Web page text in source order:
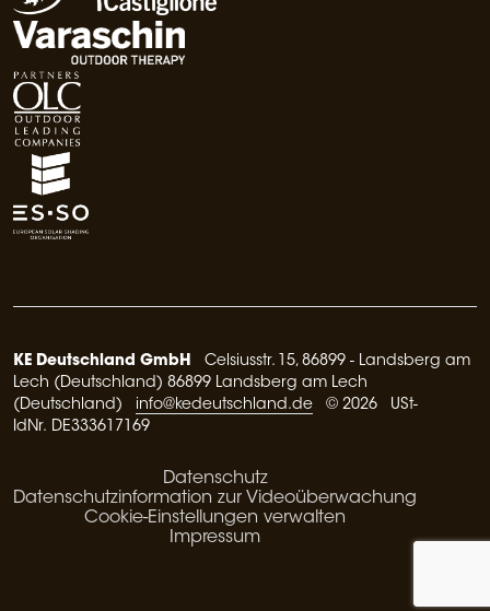
KE Deutschland GmbH Celsiusstr. 15, 86899 - Landsberg am
Lech (Deutschland) 86899 Landsberg am Lech
(Deutschland) info@kedeutschland.de © 2026 USt-
IdNr. DE333617169
Datenschutz
Datenschutzinformation zur Videoüberwachung
Cookie-Einstellungen verwalten
Impressum